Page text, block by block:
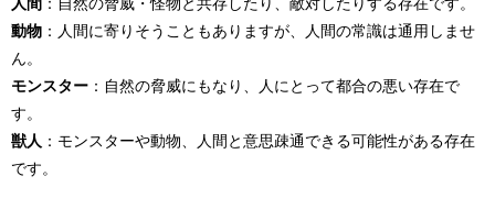
動物 ：人間に寄りそうこともありますが、人間の常識は通用しませ
ん。
モンスター ：自然の脅威にもなり、人にとって都合の悪い存在で
す。
獣人 ：モンスターや動物、人間と意思疎通できる可能性がある存在
です。